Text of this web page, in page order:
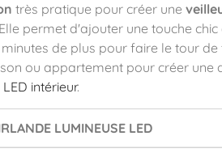
très pratique pour créer une
permet d'ajouter une touche chic
de plus pour faire le tour
ou appartement pour créer une
intérieur.
LUMINEUSE LED